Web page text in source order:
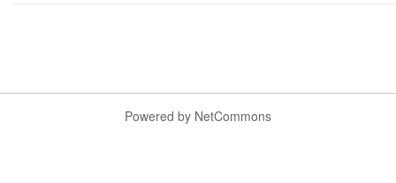
Powered by NetCommons